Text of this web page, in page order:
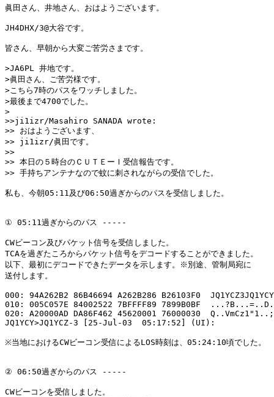
眞田さん、井地さん、おはようございます。
JH4DHX/3@大谷です。
皆さん、早朝から大変ご苦労さまです。
>JA6PL 井地です。
>眞田さん、ご苦労様です。
>こちら7時のパスをワッチしました。
>最後まで4700でした。
>
>>ji1izr/Masahiro SANADA wrote:
>> おはようございます、
>> ji1izr/眞田です。
>>
>> 本日の５時台のＣＵＴＥーＩ受信報告です。
>> 手持ちアンテナなので蚊に刺されながらの受信でした。
私も、今朝05:11及び06:50過ぎからのパスを受信しました。
① 05:11過ぎからのパス -----
CWビーコン及びパケット信号を受信しました。
TCAを過ぎたころからパケット信号をデコードすることができました。
以下、最初にデコードできたデータを示します。※別途、管制局宛に
送付します。
000: 94A262B2 86B46694 A262B286 B26103F0
010: 005C057E 84002522 7BFFFF89 7899B0BF
020: A20000AD DA86F462 45620001 76000030
JQ1YCY>JQ1YCZ-3 [25-Jul-03  05:17:52] (UI):
※当地におけるCWビーコン受信によるLOS時刻は、05:24:10頃でした。
② 06:50過ぎからのパス -----
CWビーコンを受信しました。